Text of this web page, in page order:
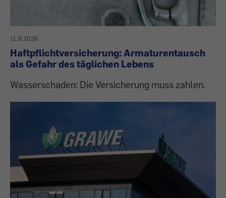
11.6.2026
Haftpflichtversicherung: Armaturentausch
als Gefahr des täglichen Lebens
Wasserschaden: Die Versicherung muss zahlen.